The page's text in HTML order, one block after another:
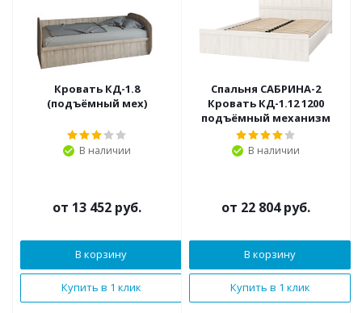
Кровать КД-1.8
(подъёмный мех)
В наличии
от 13 452 руб.
В корзину
Купить в 1 клик
Спальня САБРИНА-2
Кровать КД-1.12 1200
подъёмный механизм
В наличии
от 22 804 руб.
В корзину
Купить в 1 клик